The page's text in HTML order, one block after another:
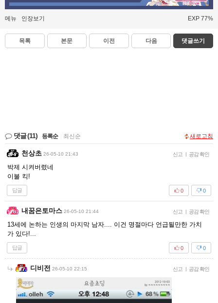
메뉴 인장보기 EXP 77%
목록 본문 이전 다음 댓글쓰기
댓글(11) 등록순 최신순 새로고침
천상초 26-05-10 21:43 신고 공감 확인
박제 시켜버렸네
이불 킥!
답글 0
0
내꿈은토마스 26-05-10 21:44 신고 공감 확인
13세에 논하는 인생의 마지막 남자.... 이건 명절마다 언급될만한 가치
가 있다!...
답글 0
0
디비전 26-05-10 22:15 신고 공감 확인